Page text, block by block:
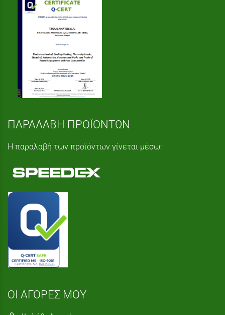
ΠΑΡΑΛΑΒΗ ΠΡΟΪΟΝΤΩΝ
Η παραλαβή των προϊόντων γίνεται μέσω:
ΟΙ ΑΓΟΡΕΣ ΜΟΥ